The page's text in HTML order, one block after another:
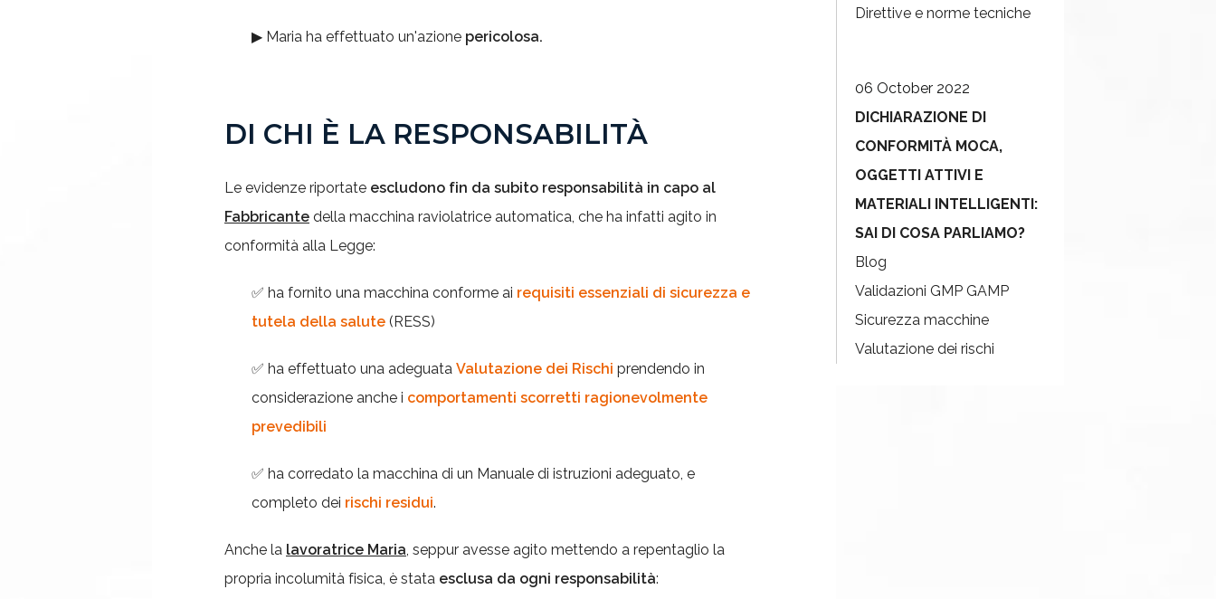
▶ Maria ha effettuato un'azione pericolosa.
DI CHI È LA RESPONSABILITÀ
Le evidenze riportate escludono fin da subito responsabilità in capo al
Fabbricante della macchina raviolatrice automatica, che ha infatti agito in
conformità alla Legge:
✅ ha fornito una macchina conforme ai requisiti essenziali di sicurezza e
tutela della salute (RESS)
✅ ha effettuato una adeguata Valutazione dei Rischi prendendo in
considerazione anche i comportamenti scorretti ragionevolmente
prevedibili
✅ ha corredato la macchina di un Manuale di istruzioni adeguato, e
completo dei rischi residui.
Anche la lavoratrice Maria, seppur avesse agito mettendo a repentaglio la
propria incolumità fisica, è stata esclusa da ogni responsabilità:
Direttive e norme tecniche
06 October 2022
DICHIARAZIONE DI
CONFORMITÀ MOCA,
OGGETTI ATTIVI E
MATERIALI INTELLIGENTI:
SAI DI COSA PARLIAMO?
Blog
Validazioni GMP GAMP
Sicurezza macchine
Valutazione dei rischi